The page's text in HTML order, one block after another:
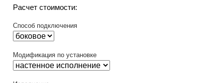
Расчет стоимости:
Способ подключения
Модификация по установке